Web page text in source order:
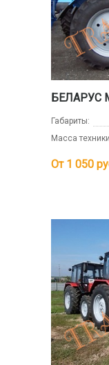
БЕЛАРУС
Габариты:
Масса
От 1 050